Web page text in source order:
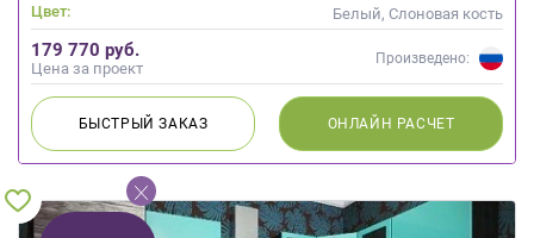
Цвет:
Белый, Слоновая кость
179 770 руб.
Цена за проект
Произведено:
БЫСТРЫЙЗАКАЗ ОНЛАЙН РАСЧЕТ